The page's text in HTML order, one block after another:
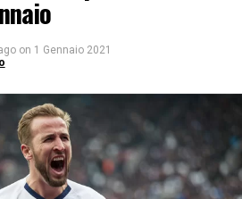
on 1 Gennaio 2021